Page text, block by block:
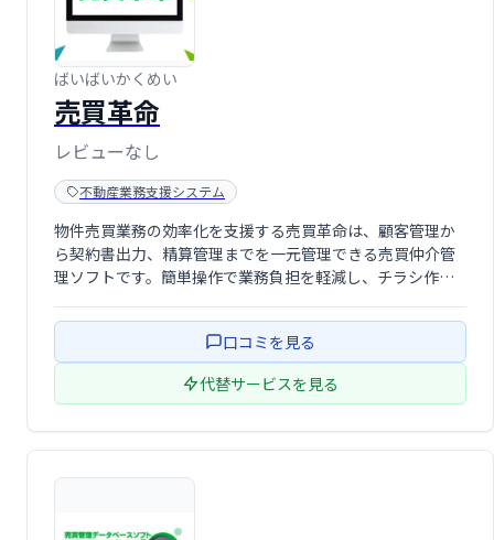
ばいばいかくめい
売買革命
レビューなし
不動産業務支援システム
物件売買業務の効率化を支援する売買革命は、顧客管理か
ら契約書出力、精算管理までを一元管理できる売買仲介管
理ソフトです。簡単操作で業務負担を軽減し、チラシ作成
スムーズな業務フローを実現します。
口コミを見る
代替サービスを見る